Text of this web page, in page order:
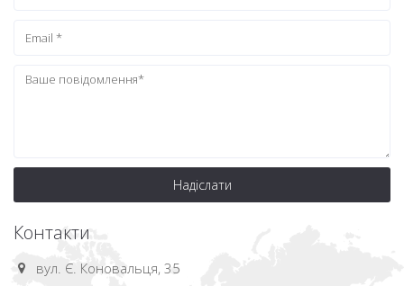
Надіслати
Контакти
вул. Є. Коновальця, 35